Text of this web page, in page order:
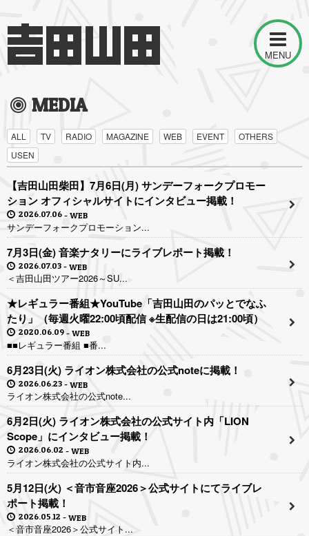
MENU
MEDIA
ALL TV RADIO MAGAZINE WEB EVENT
OTHERS
USEN
【吉田山田柴田】7月6日(月) サンデーフォークプロモー
ション オフィシャルサイトにインタビュー掲載！
2026.07.06 WEB
サンデーフォークプロモーション...
7月3日(金) 音楽ナタリーにライブレポート掲載！
2026.07.03 WEB
＜吉田山田ツアー2026～SU...
★レギュラー番組★YouTube「吉田山田のパッとでなふ
たり」（毎週火曜22:00頃配信 ※生配信の日は21:00頃）
2020.06.09 WEB
■■レギュラー番組 ■番...
6月23日(火) ライオン株式会社の公式noteに掲載！
2026.06.23 WEB
ライオン株式会社の公式note...
6月2日(火) ライオン株式会社の公式サイト内「LION
Scope」にインタビュー掲載！
2026.06.02 WEB
ライオン株式会社の公式サイト内...
5月12日(火) ＜音市音座2026＞公式サイトにてライブレ
ポート掲載！
2026.05.12 WEB
＜音市音座2026＞公式サイト...